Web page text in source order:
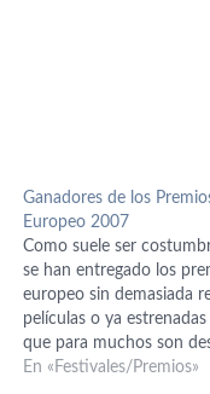
Ganadores de los
Europeo 2007
Como suele ser
se han entregado los
europeo sin demasiada
películas o ya
que para muchos son
aumentarán su
En «Festivales/Premios»